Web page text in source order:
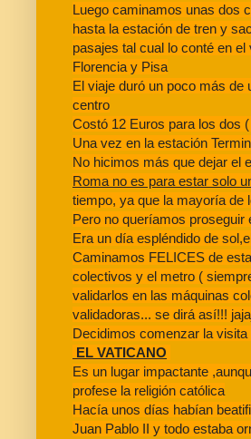
Luego caminamos unas dos
hasta la estación de tren y
pasajes tal cual lo conté en el
Florencia y Pisa
El viaje duró un poco más de
centro
Costó 12 Euros para los dos
Una vez en la estación
No hicimos más que dejar el
Roma no es para estar solo
tiempo, ya que la mayoría de
Pero no queríamos proseguir
Era un día espléndido de
Caminamos FELICES de
colectivos y el metro (
validarlos en las máquinas
validadoras... se dirá así!!!
Decidimos comenzar la visita
EL VATICANO
Es un lugar impactante
profese la religión católica
Hacía unos días habían
Juan Pablo II y todo estaba